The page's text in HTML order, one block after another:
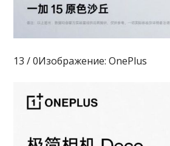
13 / 0Изображение: OnePlus